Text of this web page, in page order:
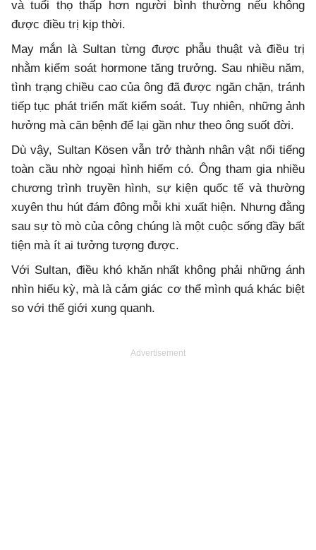
và tuổi thọ thấp hơn người bình thường nếu không
được điều trị kịp thời.
May mắn là Sultan từng được phẫu thuật và điều trị
nhằm kiểm soát hormone tăng trưởng. Sau nhiều năm,
tình trạng chiều cao của ông đã được ngăn chặn, tránh
tiếp tục phát triển mất kiểm soát. Tuy nhiên, những ảnh
hưởng mà căn bệnh để lại gần như theo ông suốt đời.
Dù vậy, Sultan Kösen vẫn trở thành nhân vật nổi tiếng
toàn cầu nhờ ngoại hình hiếm có. Ông tham gia nhiều
chương trình truyền hình, sự kiện quốc tế và thường
xuyên thu hút đám đông mỗi khi xuất hiện. Nhưng đằng
sau sự tò mò của công chúng là một cuộc sống đầy bất
tiện mà ít ai tưởng tượng được.
Với Sultan, điều khó khăn nhất không phải những ánh
nhìn hiếu kỳ, mà là cảm giác cơ thể mình quá khác biệt
so với thế giới xung quanh.
Advertisement